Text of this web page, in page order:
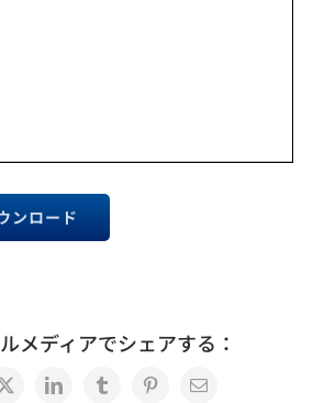
ンロード
メディアでシェアする：
X LinkedInTumblrPinterest
電